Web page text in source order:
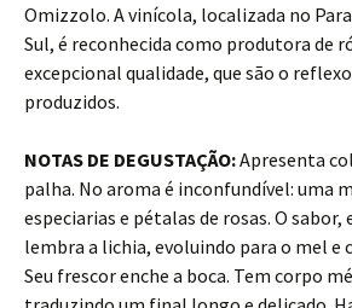
Omizzolo. A vinícola, localizada no
Sul, é reconhecida como produtora de
excepcional qualidade, que são o
produzidos.
NOTAS DE DEGUSTAÇÃO:Apresenta
palha. No aroma é inconfundível: uma
especiarias e pétalas de rosas. O
lembra a lichia, evoluindo para o mel e
Seu frescor enche a boca. Tem corpo